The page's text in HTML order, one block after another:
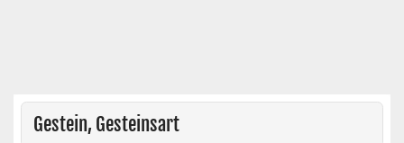
Gestein, Gesteinsart